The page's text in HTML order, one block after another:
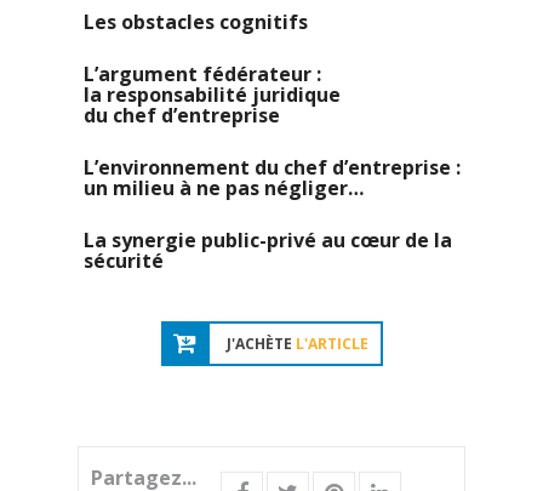
Les obstacles cognitifs
L’argument fédérateur :
la responsabilité juridique
du chef d’entreprise
L’environnement du chef d’entreprise :
un milieu à ne pas négliger…
La synergie public-privé au cœur de la
sécurité
J'ACHÈTE L'ARTICLE
Partagez...